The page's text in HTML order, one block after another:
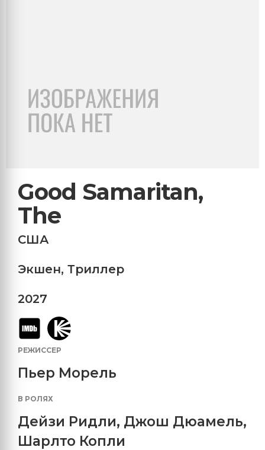
Good Samaritan,
The
США
Экшен, Триллер
2027
РЕЖИССЕР
Пьер Морель
В РОЛЯХ
Дейзи Ридли, Джош Дюамель,
Шарлто Копли